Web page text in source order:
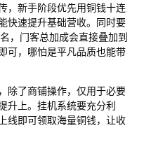
，新手阶段优先用铜钱十连
快速提升基础营收。同时要
，门客总加成会直接叠加到
可，哪怕是平凡品质也能带
除了商铺操作，仅用于必要
升上。挂机系统要充分利
线即可领取海量铜钱，让收